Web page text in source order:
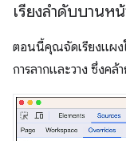
เรียงลำดับบานห
ตอนนี้คุณจัดเรียงแผง
การลากและวาง ซึ่งคล้